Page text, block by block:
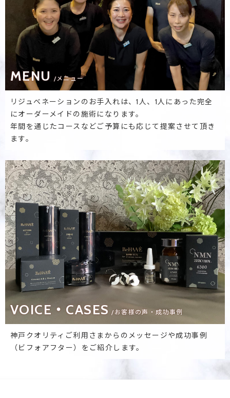
MENU /メニュー
リジュベネーションのお手入れは、1人、1人にあった完全
にオーダーメイドの施術になります。
年間を通じたコースなどご予算にも応じて提案させて頂き
ます。
VOICE・CASES /お客様の声・成功事例
神戸クオリティご利用さまからのメッセージや成功事例
（ビフォアフター）をご紹介します。